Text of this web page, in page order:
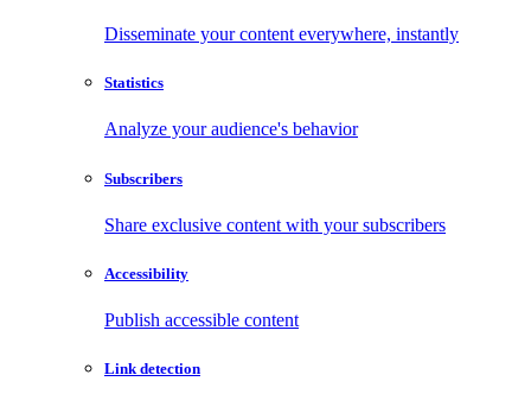
Disseminate your content everywhere, instantly
Statistics
Analyze your audience's behavior
Subscribers
Share exclusive content with your subscribers
Accessibility
Publish accessible content
Link detection